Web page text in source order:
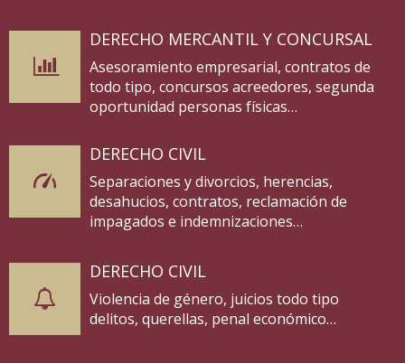
DERECHO MERCANTIL Y CONCURSAL
Asesoramiento empresarial, contratos de
todo tipo, concursos acreedores, segunda
oportunidad personas físicas…
DERECHO CIVIL
Separaciones y divorcios, herencias,
desahucios, contratos, reclamación de
impagados e indemnizaciones…
DERECHO CIVIL
Violencia de género, juicios todo tipo
delitos, querellas, penal económico…